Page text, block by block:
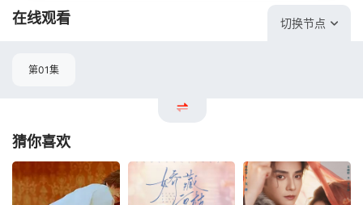
在线观看 切换节点
第01集
猜你喜欢